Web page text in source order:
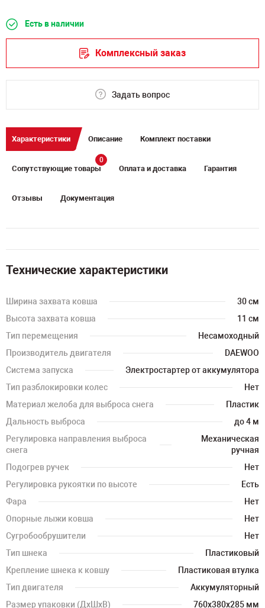
Есть в наличии
Комплексный заказ
Задать вопрос
Характеристики Описание Комплект поставки
Сопутствующие товары
0
Оплата и доставка Гарантия
Отзывы Документация
Технические характеристики
Ширина захвата ковша
30 см
Высота захвата ковша
11 см
Тип перемещения
Несамоходный
Производитель двигателя
DAEWOO
Система запуска
Электростартер от аккумулятора
Тип разблокировки колес
Нет
Материал желоба для выброса снега
Пластик
Дальность выброса
до 4 м
Регулировка направления выброса
снега
Механическая
ручная
Подогрев ручек
Нет
Регулировка рукоятки по высоте
Есть
Фара
Нет
Опорные лыжи ковша
Нет
Сугробообрушители
Нет
Тип шнека
Пластиковый
Крепление шнека к ковшу
Пластиковая втулка
Тип двигателя
Аккумуляторный
Размер упаковки (ДхШхВ)
760х380х285 мм